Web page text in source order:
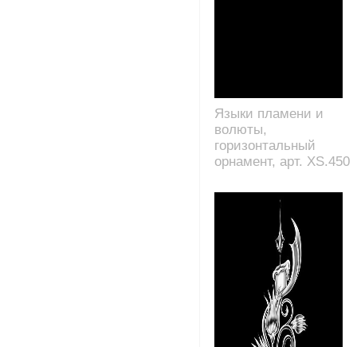
Языки пламени и
волюты,
горизонтальный
орнамент, арт. XS.450